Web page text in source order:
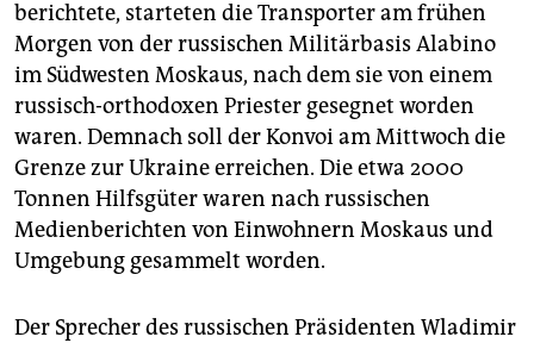
berichtete, starteten die Transporter am frühen
Morgen von der russischen Militärbasis Alabino
im Südwesten Moskaus, nach dem sie von einem
russisch-orthodoxen Priester gesegnet worden
waren. Demnach soll der Konvoi am Mittwoch die
Grenze zur Ukraine erreichen. Die etwa 2000
Tonnen Hilfsgüter waren nach russischen
Medienberichten von Einwohnern Moskaus und
Umgebung gesammelt worden.
Der Sprecher des russischen Präsidenten Wladimir